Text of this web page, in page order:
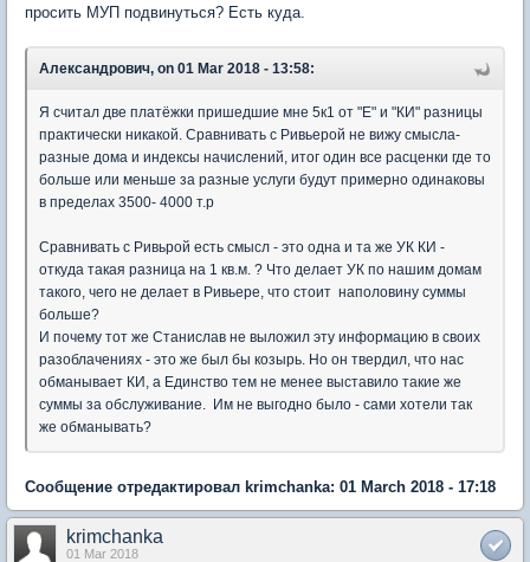
просить МУП подвинуться? Есть куда.
Александрович, on 01 Mar 2018 - 13:58:
Я считал две платёжки пришедшие мне 5к1 от "Е" и "КИ" разницы
практически никакой. Сравнивать с Ривьерой не вижу смысла-
разные дома и индексы начислений, итог один все расценки где то
больше или меньше за разные услуги будут примерно одинаковы
в пределах 3500- 4000 т.р
Сравнивать с Ривьрой есть смысл - это одна и та же УК КИ -
откуда такая разница на 1 кв.м. ? Что делает УК по нашим домам
такого, чего не делает в Ривьере, что стоит наполовину суммы
больше?
И почему тот же Станислав не выложил эту информацию в своих
разоблачениях - это же был бы козырь. Но он твердил, что нас
обманывает КИ, а Единство тем не менее выставило такие же
суммы за обслуживание. Им не выгодно было - сами хотели так
же обманывать?
Сообщение отредактировал krimchanka: 01 March 2018 - 17:18
krimchanka
01 Mar 2018